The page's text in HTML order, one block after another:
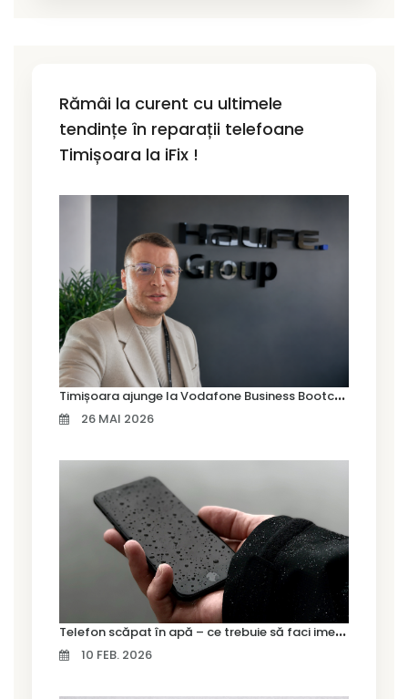
Rămâi la curent cu ultimele
tendințe în reparații telefoane
Timișoara la iFix !
T
imișoara ajunge la Vodafone Business Bootcamp prin Marius Cermian de la Armour România
26 MAI 2026
T
elefon scăpat în apă – ce trebuie să faci imediat și ce greșeli să eviți
10 FEB. 2026